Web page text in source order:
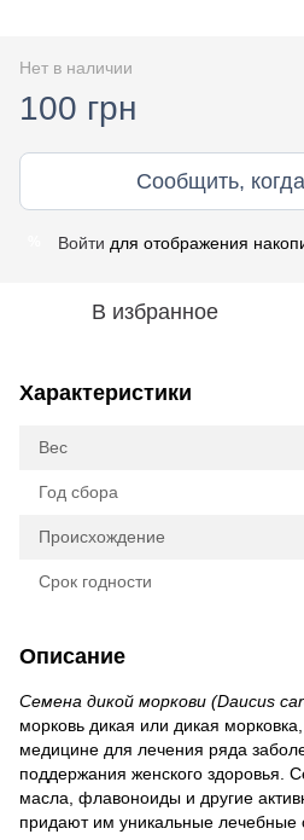
Нет в наличии
100 грн
Сообщить,
Войти для отображения
В избранное
Характеристики
Вес
Год сбора
Происхождение
Срок годности
Описание
Семена дикой моркови (Daucus
морковь дикая или дикая
медицине для лечения ряда
поддержания женского здоровья.
масла, флавоноиды и другие
придают им уникальные лечебные